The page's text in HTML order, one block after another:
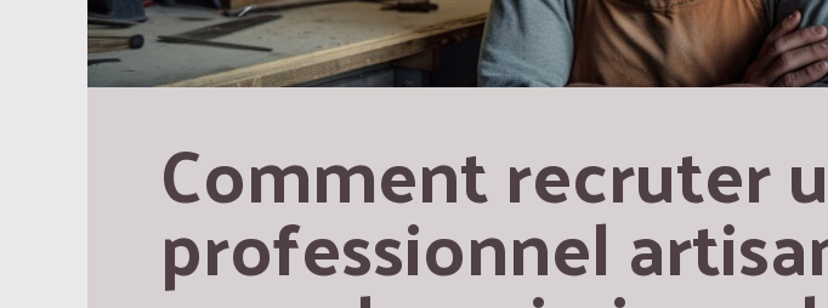
Comment recruter
professionnel